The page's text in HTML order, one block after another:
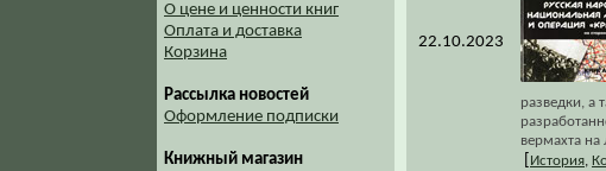
О цене и ценности книг
Оплата и доставка
Корзина
Рассылка новостей
Оформление подписки
Книжный магазин
22.10.2023
разведки, а
вермахта
История